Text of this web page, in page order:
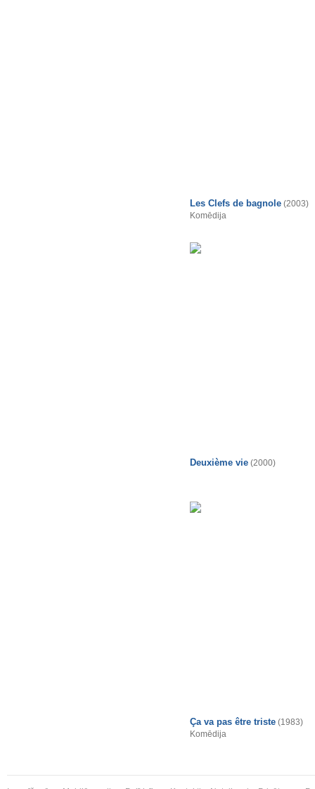
Les Clefs de bagnole (2003)
Komēdija
Deuxième vie (2000)
Ça va pas être triste (1983)
Komēdija